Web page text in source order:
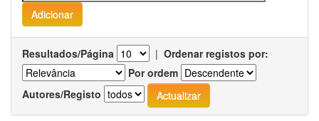
Resultados/Página | Ordenar registos por:
Por ordem
Autores/Registo